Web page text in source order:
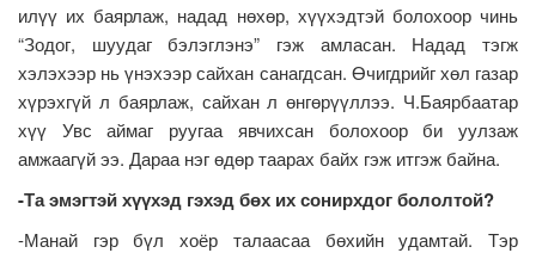
илүү их баярлаж, надад нөхөр, хүүхэдтэй болохоор чинь
“Зодог, шуудаг бэлэглэнэ” гэж амласан. Надад тэгж
хэлэхээр нь үнэхээр сайхан санагдсан. Өчигдрийг хөл газар
хүрэхгүй л баярлаж, сайхан л өнгөрүүллээ. Ч.Баярбаатар
хүү Увс аймаг руугаа явчихсан болохоор би уулзаж
амжаагүй ээ. Дараа нэг өдөр таарах байх гэж итгэж байна.
-Та эмэгтэй хүүхэд гэхэд бөх их сонирхдог бололтой?
-Манай гэр бүл хоёр талаасаа бөхийн удамтай. Тэр